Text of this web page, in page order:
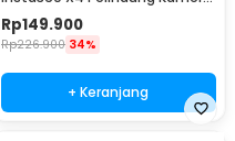
Aksi Shockproof - MT-X4
Rp149.900
Rp226.900 34%
+ Keranjang